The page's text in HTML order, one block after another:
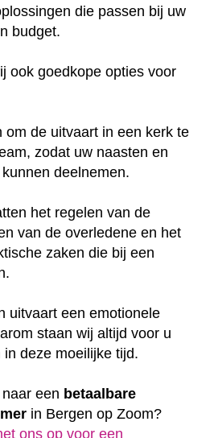
die passen bij uw
budget.
ook goedkope opties voor
om de uitvaart in een kerk te
zodat uw naasten en
deelnemen.
het regelen van de
van de overledene en het
zaken die bij een
uitvaart een emotionele
staan wij altijd voor u
deze moeilijke tijd.
een betaalbare
in Bergen op Zoom?
ons op voor een